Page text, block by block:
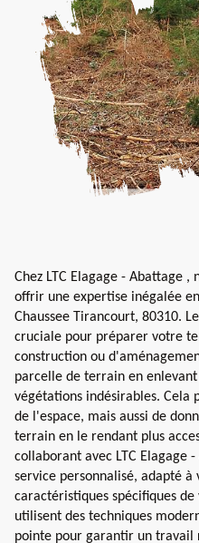
Chez LTC Elagage - Abattage ,
offrir une expertise inégalée
Chaussee Tirancourt, 80310.
cruciale pour préparer votre
construction ou
parcelle de terrain en
végétations indésirables.
de l'espace, mais aussi de
terrain en le rendant plus
collaborant avec LTC Elagage
service personnalisé, adapté à
caractéristiques spécifiques
utilisent des techniques
pointe pour garantir un travail